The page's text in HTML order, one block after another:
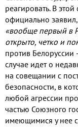
реагировать. В этой
официально заявил,
«вообще первый в
открыто, четко и
против Белоруссии
случае идет о
на совещании с
безопасности, в
любой агрессии
частью Союзного
имеющимися у нее